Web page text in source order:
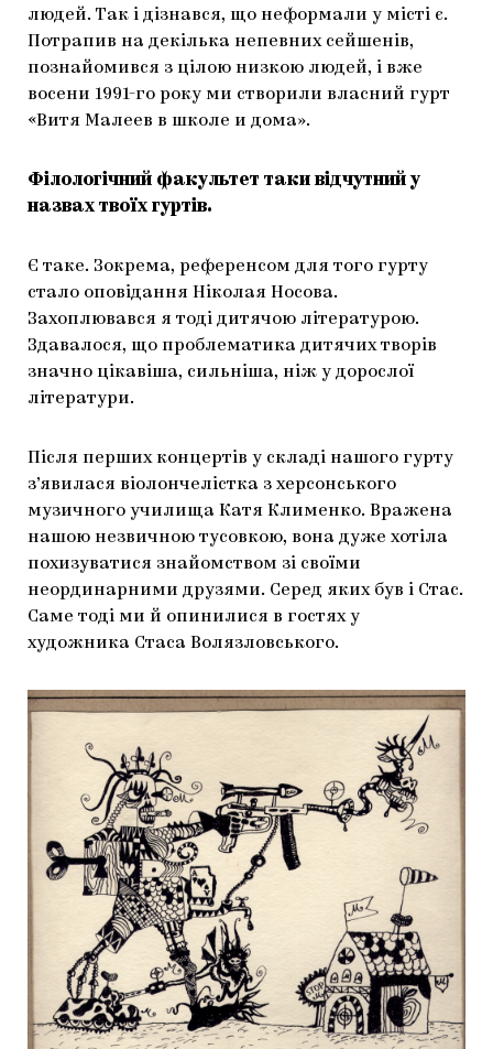
людей. Так і дізнався, що неформали у місті є.
Потрапив на декілька непевних сейшенів,
познайомився з цілою низкою людей, і вже
восени 1991-го року ми створили власний гурт
«Витя Малеев в школе и дома».
Філологічний факультет таки відчутний у
назвах твоїх гуртів.
Є таке. Зокрема, референсом для того гурту
стало оповідання Ніколая Носова.
Захоплювався я тоді дитячою літературою.
Здавалося, що проблематика дитячих творів
значно цікавіша, сильніша, ніж у дорослої
літератури.
Після перших концертів у складі нашого гурту
з’явилася віолончелістка з херсонського
музичного училища Катя Клименко. Вражена
нашою незвичною тусовкою, вона дуже хотіла
похизуватися знайомством зі своїми
неординарними друзями. Серед яких був і Стас.
Саме тоді ми й опинилися в гостях у
художника Стаса Волязловського.